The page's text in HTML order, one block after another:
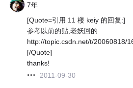
7年
[Quote=引用 11 楼 keiy 的回复:]
参考以前的贴,老妖回的
http://topic.csdn.net/t/20060818/
[/Quote]
thanks!
2011-09-30